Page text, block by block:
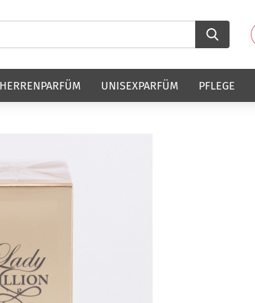
HERRENPARFÜM UNISEXPARFÜM PFLEGE